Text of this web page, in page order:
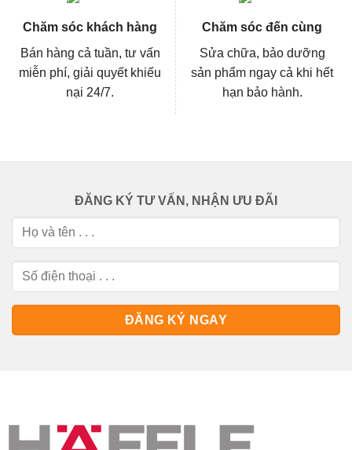
Chăm sóc khách hàng
Bán hàng cả tuần, tư vấn
miễn phí, giải quyết khiếu
nại 24/7.
Chăm sóc đến cùng
Sửa chữa, bảo dưỡng
sản phẩm ngay cả khi hết
hạn bảo hành.
ĐĂNG KÝ TƯ VẤN, NHẬN ƯU ĐÃI